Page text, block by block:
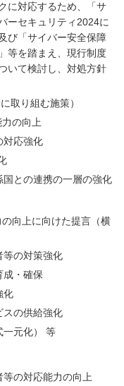
に対応するため、「サ
ーセキュリティ2024に
び「サイバー安全保障
等を踏まえ、現行制度
いて検討し、対処方針
取り組む施策）
の向上
対応強化
との連携の一層の強化
向上に向けた提言（横
等の対策強化
成・確保
化
スの供給強化
一元化） 等
の対応能力の向上